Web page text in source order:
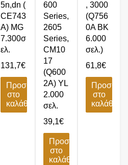
5n,dn (
CE743
A) MG
7.300σ
ελ.
131,7€
Προσθήκη
στο
καλάθι
600
Series,
2605
Series,
CM10
17
(Q600
2A) YL
2.000
σελ.
39,1€
Προσθήκη
στο
καλάθι
, 3000
(Q756
0A BK
6.000
σελ.)
61,8€
στο
καλάθι